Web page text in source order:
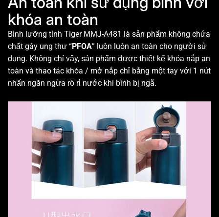
khóa an toàn
Bình lưỡng tính Tiger MMJ-A481 là sản phẩm không chứa
chất gây ung thư “PFOA” luôn luôn an toàn cho người sử
dụng. Không chỉ vậy, sản phẩm được thiết kế khóa nắp an
toàn và thao tác khóa / mở nắp chỉ bằng một tay với 1 nút
nhấn ngăn ngừa rò rỉ nước khi bình bị ngã.